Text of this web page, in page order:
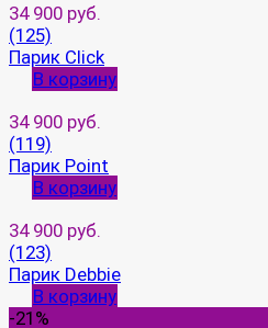
34 900 руб.
(125)
Парик Click
В корзину
34 900 руб.
(119)
Парик Point
В корзину
34 900 руб.
(123)
Парик Debbie
В корзину
-21%